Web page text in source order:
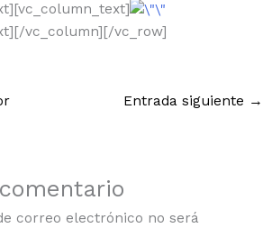
vc_column][/vc_row]
Entrada siguiente →
correo electrónico no será